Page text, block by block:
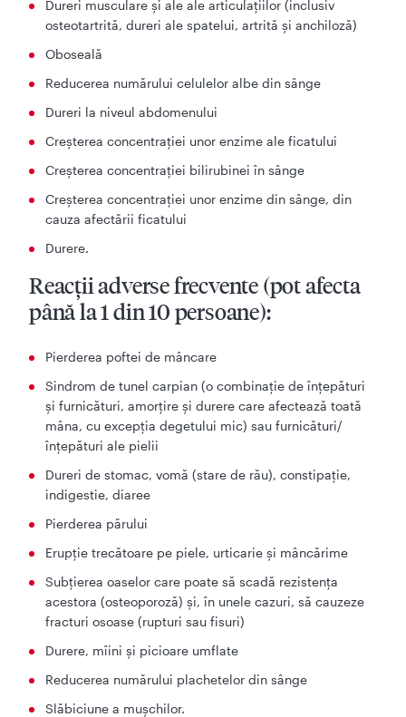
Dureri musculare şi ale ale articulaţiilor (inclusiv
osteotartrită, dureri ale spatelui, artrită şi anchiloză)
Oboseală
Reducerea numărului celulelor albe din sânge
Dureri la niveul abdomenului
Creșterea concentrației unor enzime ale ficatului
Creșterea concentrației bilirubinei în sânge
Creșterea concentrației unor enzime din sânge, din
cauza afectării ficatului
Durere.
Reacţii adverse frecvente (pot afecta
până la 1 din 10 persoane):
Pierderea poftei de mâncare
Sindrom de tunel carpian (o combinaţie de înţepături
şi furnicături, amorţire şi durere care afectează toată
mâna, cu excepţia degetului mic) sau furnicături/
înțepături ale pielii
Dureri de stomac, vomă (stare de rău), constipaţie,
indigestie, diaree
Pierderea părului
Erupţie trecătoare pe piele, urticarie și mâncărime
Subţierea oaselor care poate să scadă rezistenţa
acestora (osteoporoză) și, în unele cazuri, să cauzeze
fracturi osoase (rupturi sau fisuri)
Durere, mîini şi picioare umflate
Reducerea numărului plachetelor din sânge
Slăbiciune a mușchilor.